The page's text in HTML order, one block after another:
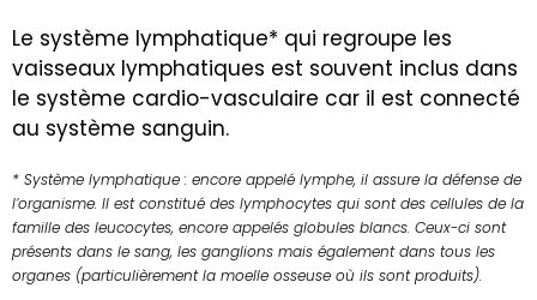
Le système lymphatique* qui regroupe les
vaisseaux lymphatiques est souvent inclus dans
le système cardio-vasculaire car il est connecté
au système sanguin.
* Système lymphatique : encore appelé lymphe, il assure la défense de
l’organisme. Il est constitué des lymphocytes qui sont des cellules de la
famille des leucocytes, encore appelés globules blancs. Ceux-ci sont
présents dans le sang, les ganglions mais également dans tous les
organes (particulièrement la moelle osseuse où ils sont produits).